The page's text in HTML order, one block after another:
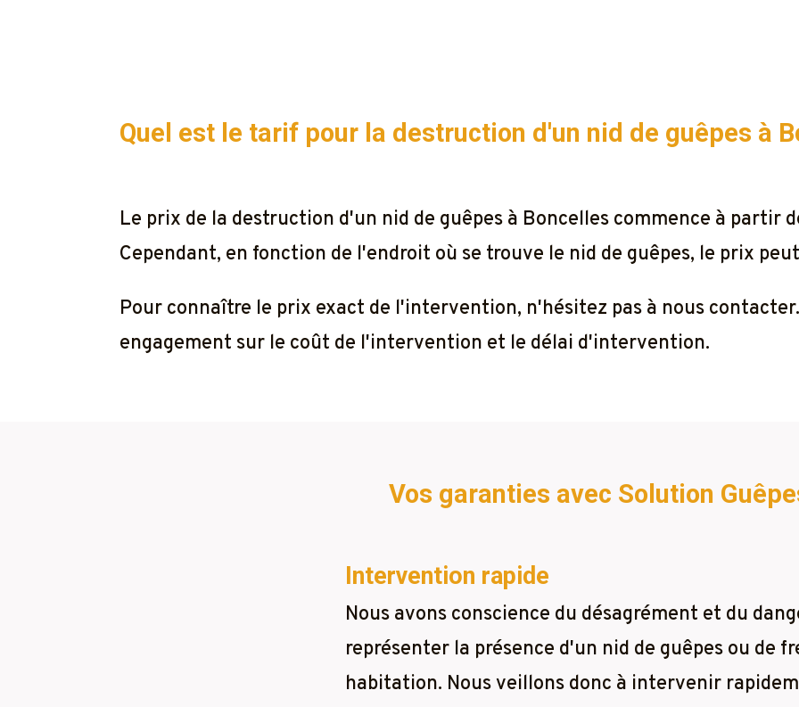
Quel est le tarif pour la destruction d'un nid de guêpes à
Le prix de la destruction d'un nid de guêpes à Boncelles commence à partir
Cependant, en fonction de l'endroit où se trouve le nid de guêpes, le prix
Pour connaître le prix exact de l'intervention, n'hésitez pas à nous
engagement sur le coût de l'intervention et le délai d'intervention.
Vos garanties avec Solution
Intervention rapide
Nous avons conscience du désagrément et du
représenter la présence d'un nid de guêpes ou de
habitation. Nous veillons donc à intervenir